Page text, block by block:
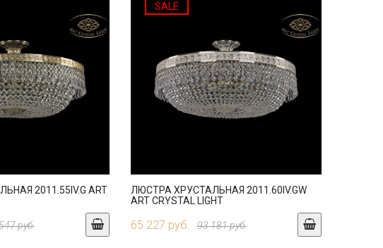
2011.55IV.G ART
руб.
SALE
ЛЮСТРА ХРУСТАЛЬНАЯ 2011.60IV.GW
ART CRYSTAL LIGHT
65 227 руб. 93 181 руб.